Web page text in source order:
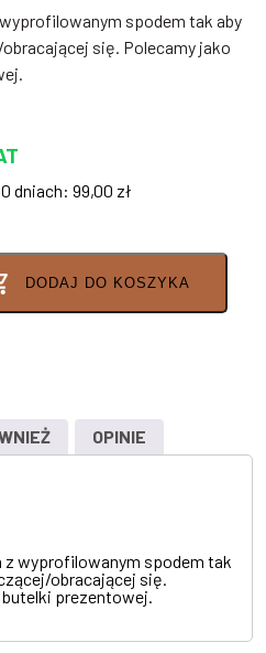
spodem tak aby
się. Polecamy jako
dniach: 99,00 zł
DODAJ DO KOSZYKA
OPINIE
z wyprofilowanym spodem tak
obracającej się.
prezentowej.